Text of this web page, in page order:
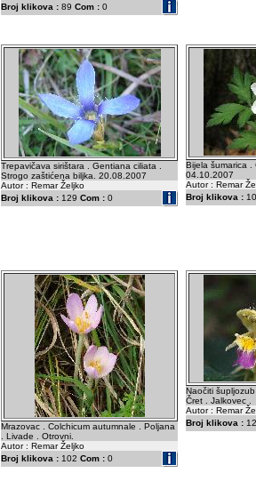
Broj klikova : 89 Com : 0
Trepavičava sirištara . Gentiana ciliata .
Strogo zaštićena biljka. 20.08.2007
Autor : Remar Željko
Broj klikova : 129 Com : 0
Bijela šumarica .
04.10.2007
Autor : Remar
Broj klikova :
Mrazovac . Colchicum autumnale . Poljana
. Livade . Otrovni.
Autor : Remar Željko
Broj klikova : 102 Com : 0
Naočiti
Čret . Jalkovec .
Autor : Remar
Broj klikova :